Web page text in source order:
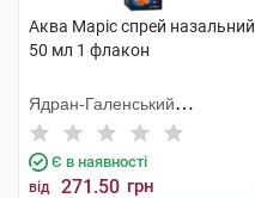
Аква Маріс спрей назальний
50 мл 1 флакон
Ядран-Галенський
Лабораторій
Є в наявності
від 271.50 грн